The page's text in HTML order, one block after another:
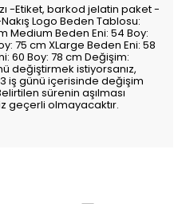
-Etiket, barkod jelatin paket -
Logo Beden Tablosu:
Medium Beden Eni: 54 Boy:
75 cm XLarge Beden Eni: 58
60 Boy: 78 cm Değişim:
değiştirmek istiyorsanız,
iş günü içerisinde değişim
sürenin aşılması
geçerli olmayacaktır.